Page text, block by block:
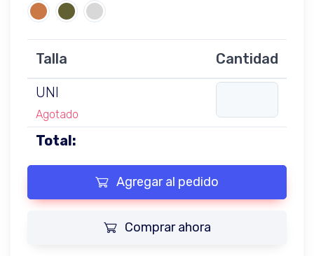
Talla
Cantidad
UNI
Agotado
Total:
Agregar al pedido
Comprar ahora